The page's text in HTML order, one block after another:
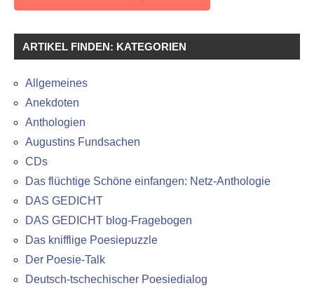
ARTIKEL FINDEN: KATEGORIEN
Allgemeines
Anekdoten
Anthologien
Augustins Fundsachen
CDs
Das flüchtige Schöne einfangen: Netz-Anthologie
DAS GEDICHT
DAS GEDICHT blog-Fragebogen
Das knifflige Poesiepuzzle
Der Poesie-Talk
Deutsch-tschechischer Poesiedialog